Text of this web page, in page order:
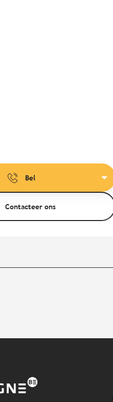
Bel
Contacteer ons